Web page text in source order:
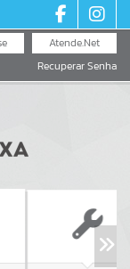
Atende.Net
Recuperar Senha